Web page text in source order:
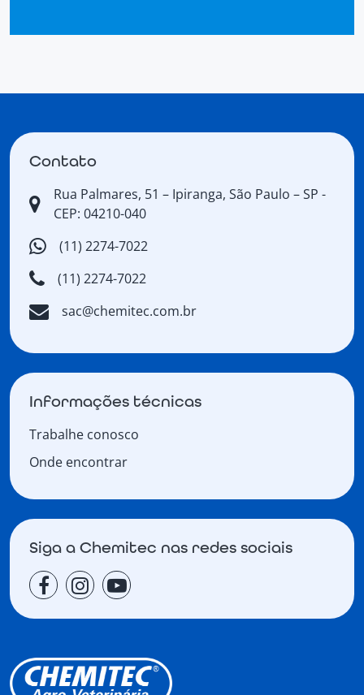
Contato
Rua Palmares, 51 – Ipiranga, São Paulo – SP -
CEP: 04210-040
(11) 2274-7022
(11) 2274-7022
sac@chemitec.com.br
Informações técnicas
Trabalhe conosco
Onde encontrar
Siga a Chemitec nas redes sociais